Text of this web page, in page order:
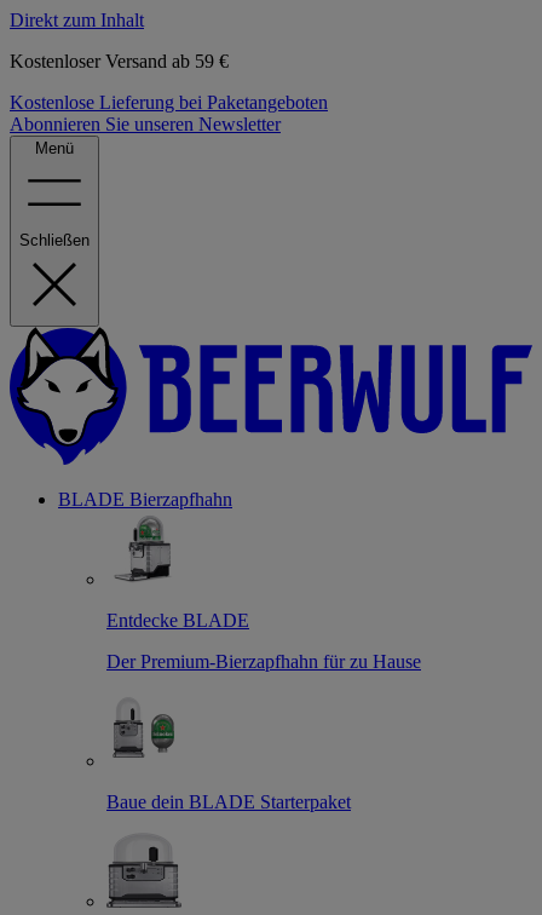
Direkt zum Inhalt
Kostenloser Versand ab 59 €
Kostenlose Lieferung bei Paketangeboten
Abonnieren Sie unseren Newsletter
Menü
Schließen
BLADE Bierzapfhahn
Entdecke BLADE
Der Premium-Bierzapfhahn für zu Hause
Baue dein BLADE Starterpaket